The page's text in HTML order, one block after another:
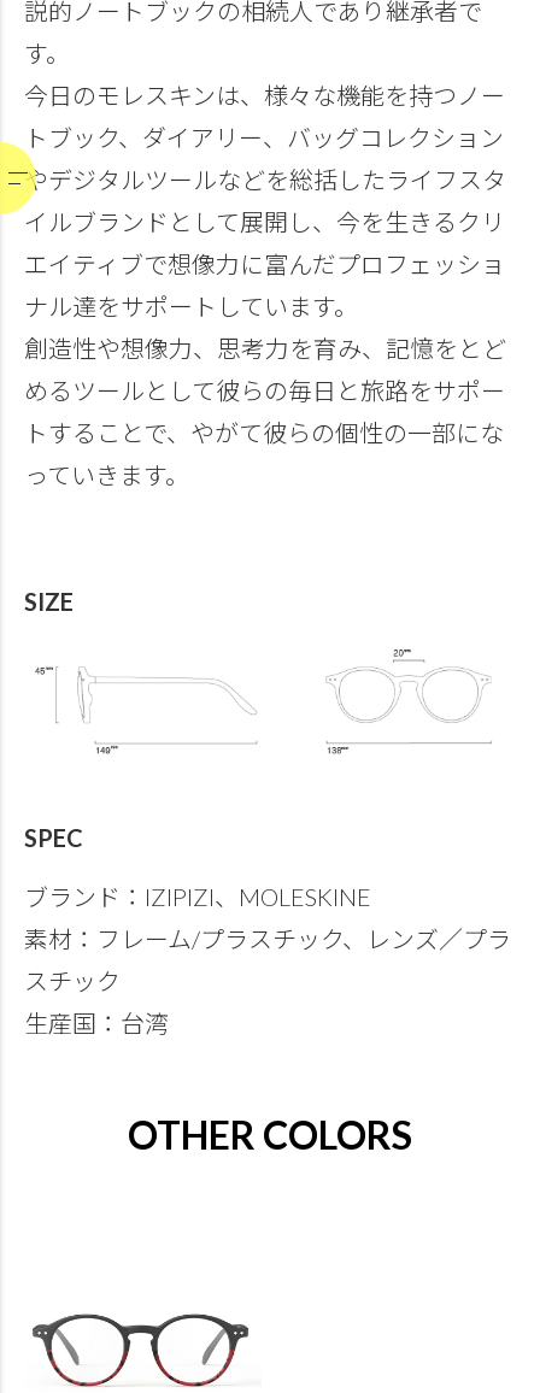
説的ノートブックの相続⼈であり継承者で
す。
今⽇のモレスキンは、様々な機能を持つノー
トブック、ダイアリー、バッグコレクション
やデジタルツールなどを総括したライフスタ
イルブランドとして展開し、今を⽣きるクリ
エイティブで想像⼒に富んだプロフェッショ
ナル達をサポートしています。
創造性や想像⼒、思考⼒を育み、記憶をとど
めるツールとして彼らの毎⽇と旅路をサポー
トすることで、やがて彼らの個性の⼀部にな
っていきます。
SIZE
SPEC
ブランド：IZIPIZI、MOLESKINE
素材：フレーム/プラスチック、レンズ／プラ
スチック
生産国：台湾
OTHER COLORS